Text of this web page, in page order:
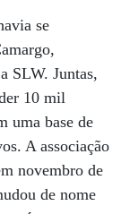
se
SLW. Juntas,
10 mil
uma base de
A associação
novembro de
de nome